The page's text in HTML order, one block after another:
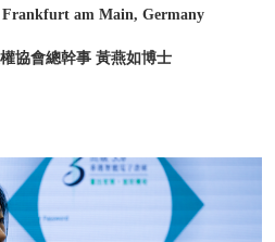
Frankfurt am Main, Germany
協會總幹事 黃燕如博士